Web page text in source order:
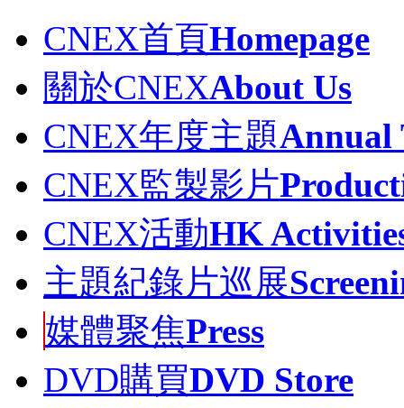
CNEX首頁Homepage
關於CNEXAbout Us
CNEX年度主題Annual
CNEX監製影片
CNEX活動HK
主題紀錄片巡展
媒體聚焦Press
DVD購買DVD Store